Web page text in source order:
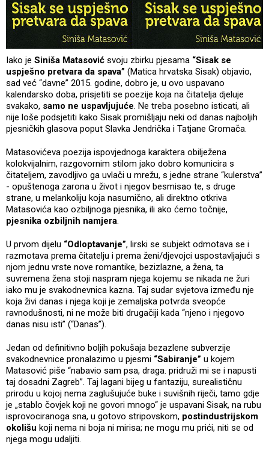
Iako je Siniša Matasović svoju zbirku pjesama “Sisak se
uspješno pretvara da spava” (Matica hrvatska Sisak) objavio,
sad već “davne” 2015. godine, dobro je, u ovo uspavano
kalendarsko doba, prisjetiti se poezije koja na čitatelja djeluje
svakako, samo ne uspavljujuće. Ne treba posebno isticati, ali
nije loše podsjetiti kako Sisak promišljaju neki od danas najboljih
pjesničkih glasova poput Slavka Jendrička i Tatjane Gromača.
Matasovićeva poezija ispovjednoga karaktera obilježena
kolokvijalnim, razgovornim stilom jako dobro komunicira s
čitateljem, zavodljivo ga uvlači u mrežu, s jedne strane “kulerstva”
- opuštenoga zarona u život i njegov besmisao te, s druge
strane, u melankoliju koja nasumično, ali direktno otkriva
Matasovića kao ozbiljnoga pjesnika, ili ako ćemo točnije,
pjesnika ozbiljnih namjera.
U prvom dijelu “Odloptavanje”, lirski se subjekt odmotava se i
razmotava prema čitatelju i prema ženi/djevojci uspostavljajući s
njom jednu vrste nove romantike, bezizlazne, a žena, ta
suvremena žena stoji naspram njega kojemu se nikada ne žuri
iako mu je svakodnevnica kazna. Taj sudar svjetova između nje
koja živi danas i njega koji je zemaljska potvrda sveopće
ravnodušnosti, ni ne može biti drugačiji kada “njeno i njegovo
danas nisu isti” (“Danas”).
Jedan od definitivno boljih pokušaja bezazlene subverzije
svakodnevnice pronalazimo u pjesmi “Sabiranje” u kojem
Matasović piše “nabavio sam psa, draga. pridruži mi se i napusti
taj dosadni Zagreb”. Taj lagani bijeg u fantaziju, surealističnu
prirodu u kojoj nema zaglušujuće buke i suvišnih riječi, tamo gdje
je „stablo čovjek koji ne govori mnogo“ je uspavani Sisak, na rubu
isprovociranoga sna, u gotovo stripovskom, postindustrijskom
okolišu koji nema ni boja ni mirisa; ne mogu mu prići, niti se od
njega mogu udaljiti.